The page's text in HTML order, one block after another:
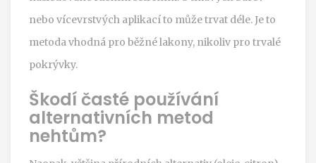
nebo vícevrstvých aplikací to může trvat déle. Je to
metoda vhodná pro běžné lakony, nikoliv pro trvalé
pokrývky.
Škodí časté používání
alternativních metod
nehtům?